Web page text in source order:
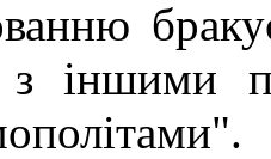
з іншими